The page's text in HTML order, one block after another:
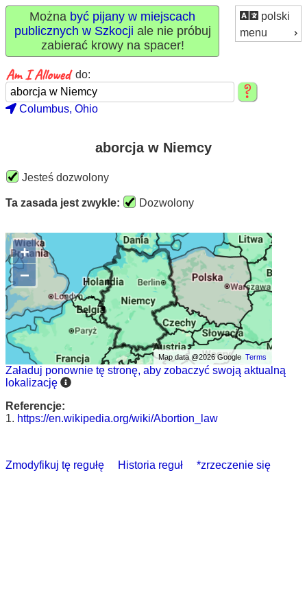
polski
menu
Można być pijany w miejscach
publicznych w Szkocji ale nie próbuj
zabierać krowy na spacer!
do:
Columbus, Ohio
aborcja w Niemcy
Jesteś dozwolony
Ta zasada jest zwykle: Dozwolony
+
−
Map data @2026 GoogleTerms
Załaduj ponownie tę stronę, aby zobaczyć swoją aktualną
lokalizację
Referencje:
1. https://en.wikipedia.org/wiki/Abortion_law
Zmodyfikuj tę regułę Historia reguł *zrzeczenie się